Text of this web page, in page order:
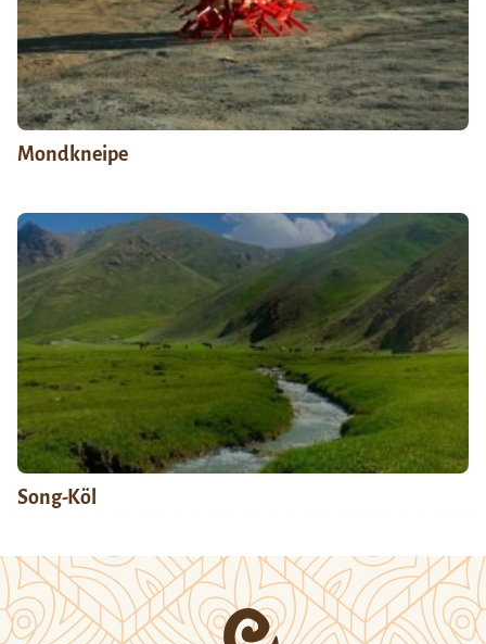
Mondkneipe
Song-Köl